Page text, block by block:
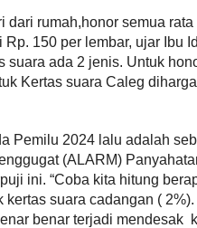
rumah,honor semua
150 per lembar, ujar Ibu
suara ada 2 jenis. Untuk
Kertas suara Caleg
Pemilu 2024 lalu adalah
(ALARM)
ini. “Coba kita hitung
suara cadangan (
benar terjadi mendesak